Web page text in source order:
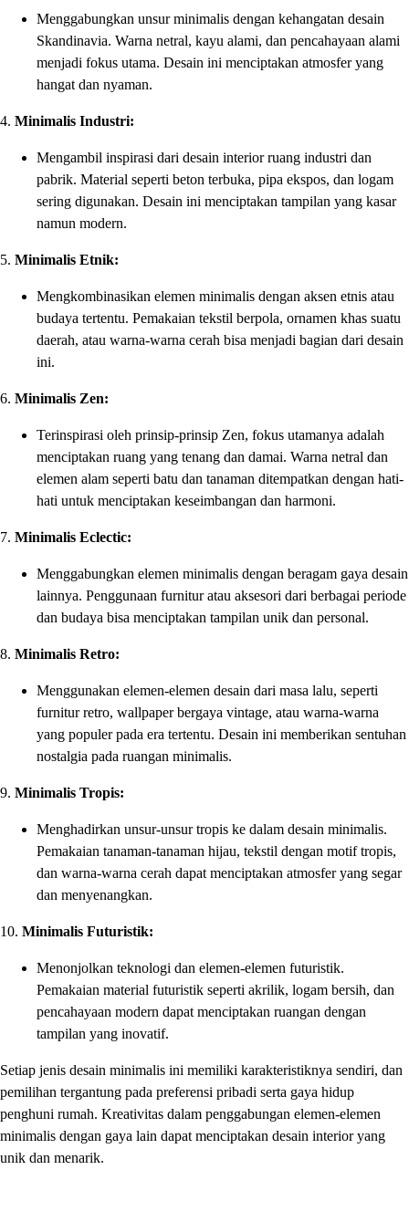
Menggabungkan unsur minimalis dengan kehangatan desain
Skandinavia. Warna netral, kayu alami, dan pencahayaan alami
menjadi fokus utama. Desain ini menciptakan atmosfer yang
hangat dan nyaman.
4. Minimalis Industri:
Mengambil inspirasi dari desain interior ruang industri dan
pabrik. Material seperti beton terbuka, pipa ekspos, dan logam
sering digunakan. Desain ini menciptakan tampilan yang kasar
namun modern.
5. Minimalis Etnik:
Mengkombinasikan elemen minimalis dengan aksen etnis atau
budaya tertentu. Pemakaian tekstil berpola, ornamen khas suatu
daerah, atau warna-warna cerah bisa menjadi bagian dari desain
ini.
6. Minimalis Zen:
Terinspirasi oleh prinsip-prinsip Zen, fokus utamanya adalah
menciptakan ruang yang tenang dan damai. Warna netral dan
elemen alam seperti batu dan tanaman ditempatkan dengan hati-
hati untuk menciptakan keseimbangan dan harmoni.
7. Minimalis Eclectic:
Menggabungkan elemen minimalis dengan beragam gaya desain
lainnya. Penggunaan furnitur atau aksesori dari berbagai periode
dan budaya bisa menciptakan tampilan unik dan personal.
8. Minimalis Retro:
Menggunakan elemen-elemen desain dari masa lalu, seperti
furnitur retro, wallpaper bergaya vintage, atau warna-warna
yang populer pada era tertentu. Desain ini memberikan sentuhan
nostalgia pada ruangan minimalis.
9. Minimalis Tropis:
Menghadirkan unsur-unsur tropis ke dalam desain minimalis.
Pemakaian tanaman-tanaman hijau, tekstil dengan motif tropis,
dan warna-warna cerah dapat menciptakan atmosfer yang segar
dan menyenangkan.
10. Minimalis Futuristik:
Menonjolkan teknologi dan elemen-elemen futuristik.
Pemakaian material futuristik seperti akrilik, logam bersih, dan
pencahayaan modern dapat menciptakan ruangan dengan
tampilan yang inovatif.
Setiap jenis desain minimalis ini memiliki karakteristiknya sendiri, dan
pemilihan tergantung pada preferensi pribadi serta gaya hidup
penghuni rumah. Kreativitas dalam penggabungan elemen-elemen
minimalis dengan gaya lain dapat menciptakan desain interior yang
unik dan menarik.